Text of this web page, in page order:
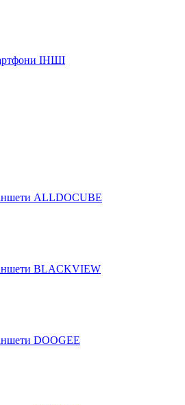
ІНШІ
ALLDOCUBE
BLACKVIEW
DOOGEE